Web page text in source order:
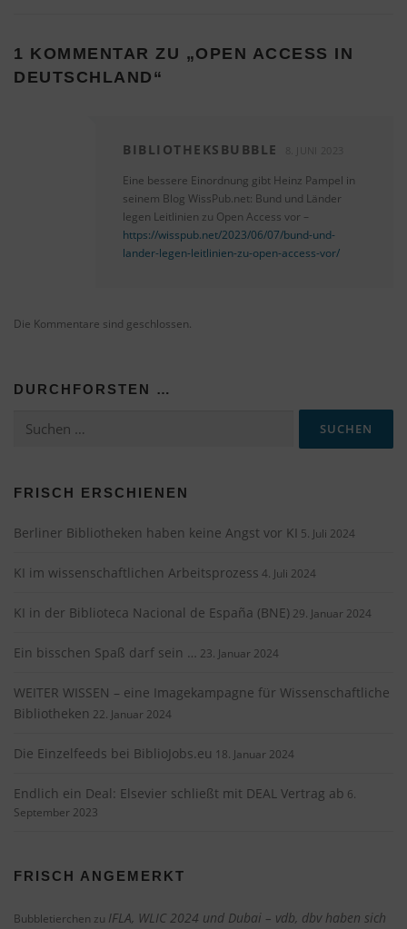
1 KOMMENTAR ZU „OPEN ACCESS IN
DEUTSCHLAND “
BIBLIOTHEKSBUBBLE
Eine bessere Einordnung gibt Heinz Pampel in
seinem Blog WissPub.net: Bund und Länder
legen Leitlinien zu Open Access vor –
https://wisspub.net/2023/06/07/bund-und-
lander-legen-leitlinien-zu-open-access-vor/
Die Kommentare sind geschlossen.
DURCHFORSTEN …
nach:
FRISCH ERSCHIENEN
Berliner Bibliotheken haben keine Angst vor KI 5. Juli 2024
KI im wissenschaftlichen Arbeitsprozess 4. Juli 2024
KI in der Biblioteca Nacional de España (BNE) 29. Januar 2024
Ein bisschen Spaß darf sein … 23. Januar 2024
WEITER WISSEN – eine Imagekampagne für Wissenschaftliche
Bibliotheken 22. Januar 2024
Die Einzelfeeds bei BiblioJobs.eu 18. Januar 2024
Endlich ein Deal: Elsevier schließt mit DEAL Vertrag ab 6.
September 2023
FRISCH ANGEMERKT
Bubbletierchen zu IFLA, WLIC 2024 und Dubai – vdb, dbv haben sich